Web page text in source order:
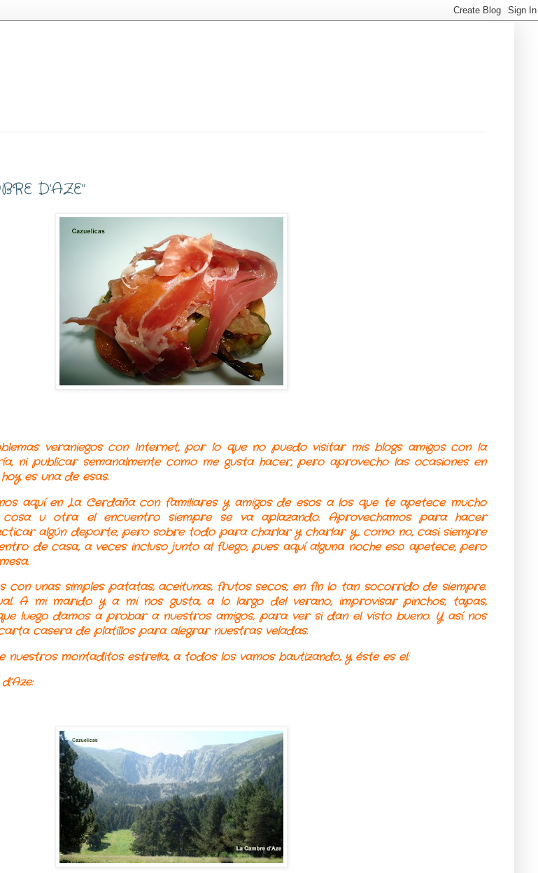
D'AZE"
veraniegos con Internet, por lo que no puedo visitar mis blogs amigos con la
ni publicar semanalmente como me gusta hacer, pero aprovecho las ocasiones en
es una de esas.
aquí en La Cerdaña con familiares y amigos de esos a los que te apetece mucho
u otra el encuentro siempre se va aplazando. Aprovechamos para hacer
algún deporte, pero sobre todo para charlar y charlar y, como no, casi siempre
de casa, a veces incluso junto al fuego, pues aquí alguna noche eso apetece, pero
con unas simples patatas, aceitunas, frutos secos, en fin lo tan socorrido de siempre.
A mi marido y a mi nos gusta, a lo largo del verano, improvisar pinchos, tapas,
luego damos a probar a nuestros amigos, para ver si dan el visto bueno. Y así nos
casera de platillos para alegrar nuestras veladas.
montaditos estrella, a todos los vamos bautizando, y éste es el: